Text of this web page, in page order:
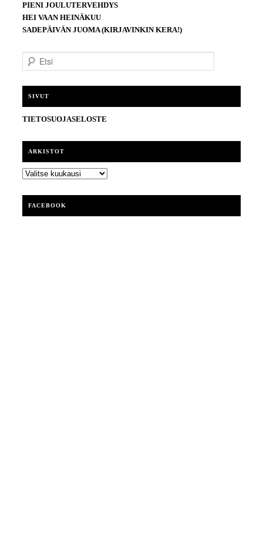
PIENI JOULUTERVEHDYS
HEI VAAN HEINÄKUU
SADEPÄIVÄN JUOMA (KIRJAVINKIN KERA!)
SIVUT
TIETOSUOJASELOSTE
ARKISTOT
ARKISTOT
FACEBOOK